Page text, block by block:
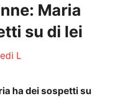
Maria
su di lei
L
ha dei sospetti su